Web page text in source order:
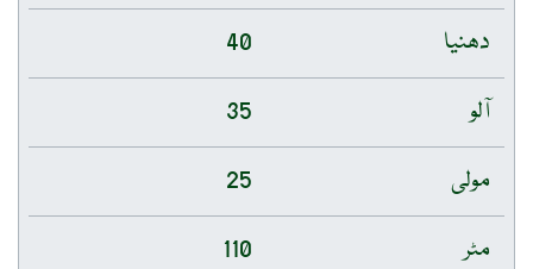
دھنیا
40
آلو
35
مولی
25
مٹر
110